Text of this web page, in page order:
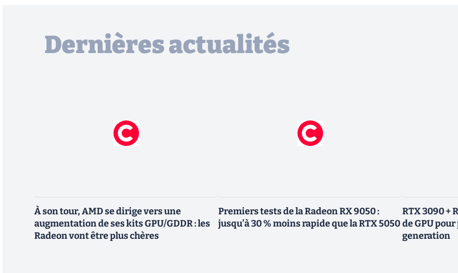
Dernières actualités
À son tour, AMD se dirige vers une
augmentation de ses kits GPU/GDDR : les
Radeon vont être plus chères
Premiers tests de la Radeon RX 9050 :
jusqu’à 30 % moins rapide que la RTX 5050
RTX 3090 +
de GPU
generation